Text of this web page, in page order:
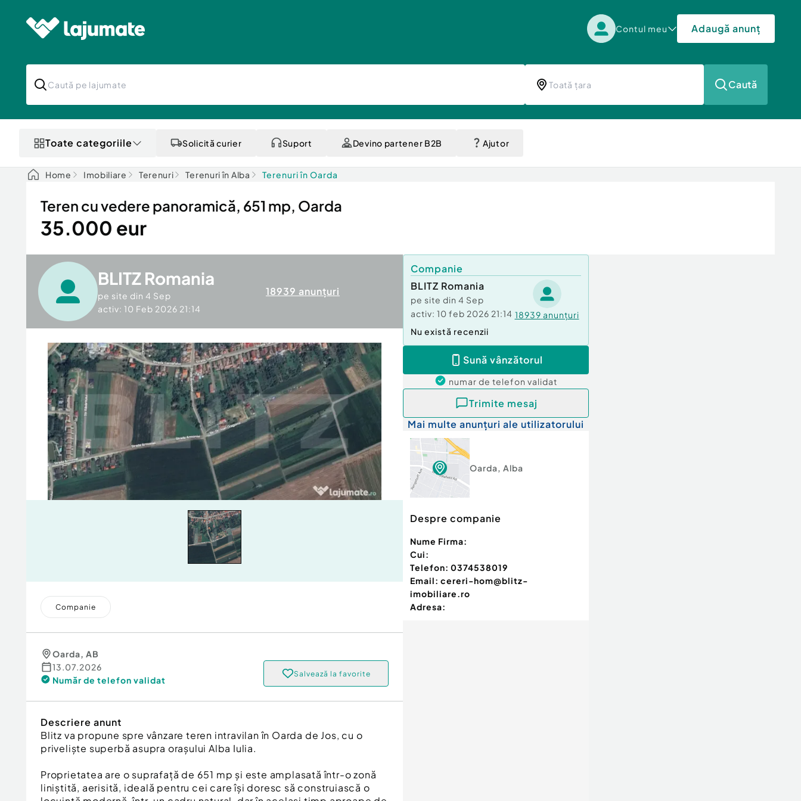
Contul meu Adaugă anunț
Caută
Toate categoriile Solicită curier Suport Devino partener B2B Ajutor
Home Imobiliare Terenuri Terenuri în Alba Terenuri în Oarda
Teren cu vedere panoramică, 651 mp, Oarda
35.000 eur
BLITZ Romania
pe site din 4 Sep
activ: 10 Feb 2026 21:14
18939 anunțuri
Companie
Oarda, AB
13.07.2026
Număr de telefon validat
Salvează la favorite
Descriere anunt
Blitz va propune spre vânzare teren intravilan în Oarda de Jos, cu o
priveliște superbă asupra orașului Alba Iulia.
Proprietatea are o suprafață de 651 mp și este amplasată într-o zonă
liniștită, aerisită, ideală pentru cei care își doresc să construiască o
Companie
BLITZ Romania
pe site din 4 Sep
activ: 10 feb 2026 21:14 18939 anunțuri
Nu există recenzii
Sună vânzătorul
numar de telefon validat
Trimite mesaj
Mai multe anunțuri ale utilizatorului
Oarda, Alba
Despre companie
Nume Firma:
Cui:
Telefon: 0374538019
Email: cereri-hom@blitz-
imobiliare.ro
Adresa: